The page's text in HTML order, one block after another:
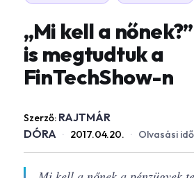
„Mi kell a
is megtudtuk a
FinTechShow-n
Szerző: RAJTMÁR
DÓRA · 2017.04.20. · Olvasási